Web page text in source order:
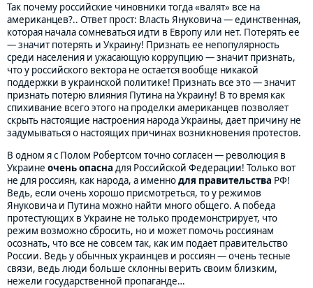
Так почему российские чиновники тогда «валят» все на
американцев?.. Ответ прост: Власть Януковича — единственная,
которая начала сомневаться идти в Европу или нет. Потерять ее
— значит потерять и Украину! Признать ее непопулярность
среди населения и ужасающую коррупцию — значит признать,
что у российского вектора не остается вообще никакой
поддержки в украинской политике! Признать все это — значит
признать потерю влияния Путина на Украину! В то время как
спихивание всего этого на проделки американцев позволяет
скрыть настоящие настроения народа Украины, дает причину не
задумываться о настоящих причинах возникновения протестов.
В одном я с Полом Робертсом точно согласен — революция в
Украине очень опасна для Российской Федерации! Только вот
не для россиян, как народа, а именнодля правительства РФ!
Ведь, если очень хорошо присмотреться, то у режимов
Януковича и Путина можно найти много общего. А победа
протестующих в Украине не только продемонстрирует, что
режим возможно сбросить, но и может помочь россиянам
осознать, что все не совсем так, как им подает правительство
России. Ведь у обычных украинцев и россиян — очень тесные
связи, ведь люди больше склонны верить своим близким,
нежели государственной пропаганде…